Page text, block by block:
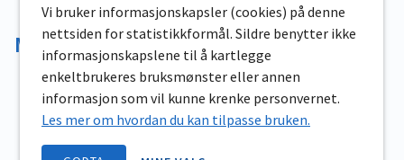
Magasinvolum
Vi bruker informasjonskapsler (cookies) på denne
nettsiden for statistikkformål. Sildre benytter ikke
informasjonskapslene til å kartlegge
enkeltbrukeres bruksmønster eller annen
informasjon som vil kunne krenke personvernet.
Les mer om hvordan du kan tilpasse bruken.